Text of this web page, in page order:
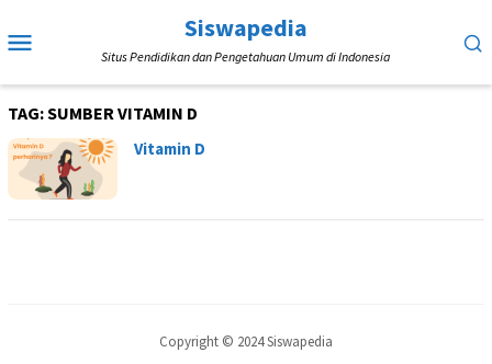
ke
Mobile
Siswapedia
Situs Pendidikan dan Pengetahuan Umum di Indonesia
TAG:SUMBER VITAMIN D
Vitamin D
Copyright © 2024 Siswapedia